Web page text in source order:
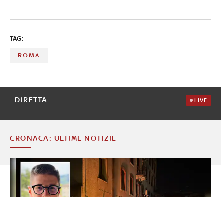
TAG:
ROMA
DIRETTA LIVE
CRONACA: ULTIME NOTIZIE